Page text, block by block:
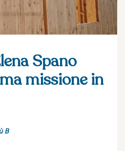
Spano
missione in
B